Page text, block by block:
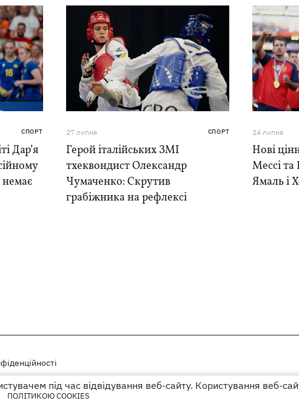
СПОРТ
Дар’я
немає
27 липня СПОРТ
Герой італійських ЗМІ
тхеквондист Олександр
Чумаченко: Скрутив
грабіжника на рефлексі
24 липня
Нові
Мессі
Ямаль і
під час відвідування веб-сайту. Користування веб-
ПОЛІТИКОЮ COOKIES